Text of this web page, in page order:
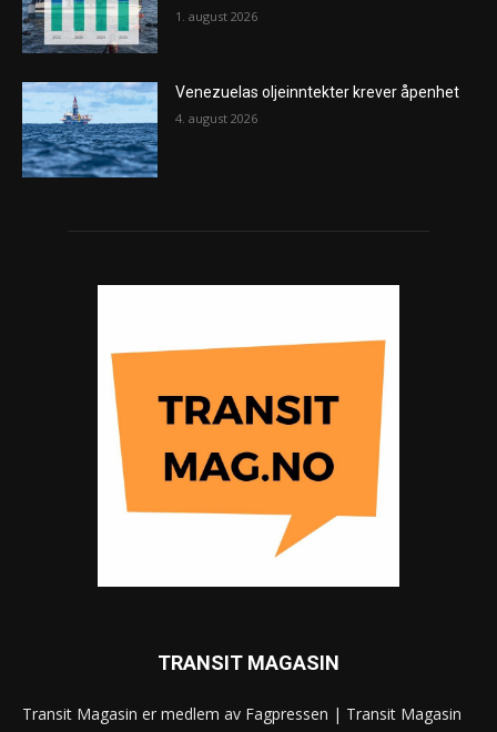
1. august 2026
Venezuelas oljeinntekter krever åpenhet
4. august 2026
TRANSIT MAGASIN
Transit Magasin er medlem av Fagpressen | Transit Magasin